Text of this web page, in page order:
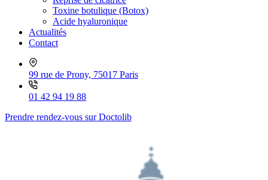
Toxine botulique (Botox)
Acide hyaluronique
Actualités
Contact
99 rue de Prony, 75017 Paris
01 42 94 19 88
Prendre rendez-vous sur Doctolib